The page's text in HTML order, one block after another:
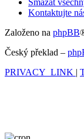
Smazat
Kontaktujte
Založeno na phpBB
Český překlad –
PRIVACY_LINK |